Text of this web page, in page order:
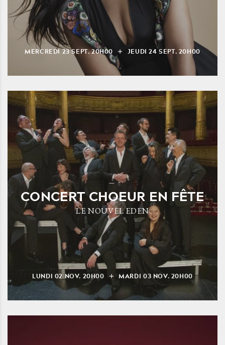
MERCREDI23SEPT.20H00 JEUDI24SEPT. 20H00
CONCERT CHOEUR EN FÊTE
LE NOUVEL EDEN
LUNDI 02NOV. 20H00 MARDI 03 NOV. 20H00